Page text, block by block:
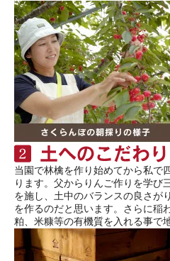
当園で林檎を作り始めてから私で
ります。父からりんご作りを学び
を施し、土中のバランスの良さが
を作るのだと思います。さらに稲
粕、米糠等の有機質を入れる事で